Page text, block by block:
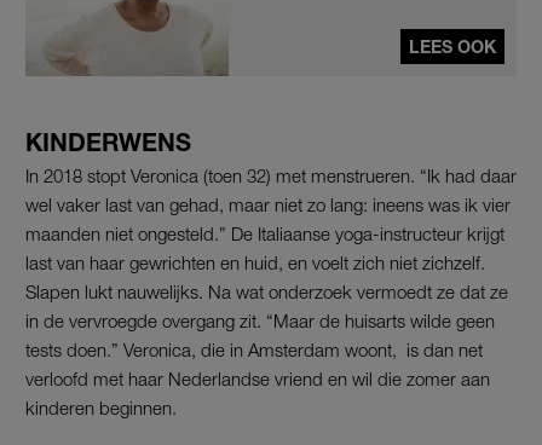
LEES OOK
KINDERWENS
In 2018 stopt Veronica (toen 32) met menstrueren. “Ik had daar
wel vaker last van gehad, maar niet zo lang: ineens was ik vier
maanden niet ongesteld.” De Italiaanse yoga-instructeur krijgt
last van haar gewrichten en huid, en voelt zich niet zichzelf.
Slapen lukt nauwelijks. Na wat onderzoek vermoedt ze dat ze
in de vervroegde overgang zit. “Maar de huisarts wilde geen
tests doen.” Veronica, die in Amsterdam woont, is dan net
verloofd met haar Nederlandse vriend en wil die zomer aan
kinderen beginnen.